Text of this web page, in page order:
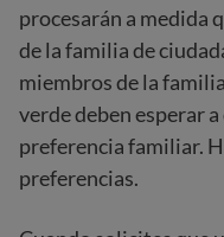
procesarán a medida
de la familia de
miembros de la
verde deben esperar
preferencia familiar.
preferencias.